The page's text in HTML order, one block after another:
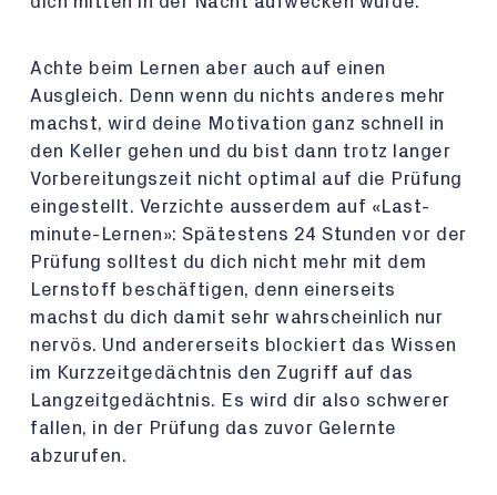
Achte beim Lernen aber auch auf einen
Ausgleich. Denn wenn du nichts anderes mehr
machst, wird deine Motivation ganz schnell in
den Keller gehen und du bist dann trotz langer
Vorbereitungszeit nicht optimal auf die Prüfung
eingestellt. Verzichte ausserdem auf «Last-
minute-Lernen»: Spätestens 24 Stunden vor der
Prüfung solltest du dich nicht mehr mit dem
Lernstoff beschäftigen, denn einerseits
machst du dich damit sehr wahrscheinlich nur
nervös. Und andererseits blockiert das Wissen
im Kurzzeitgedächtnis den Zugriff auf das
Langzeitgedächtnis. Es wird dir also schwerer
fallen, in der Prüfung das zuvor Gelernte
abzurufen.